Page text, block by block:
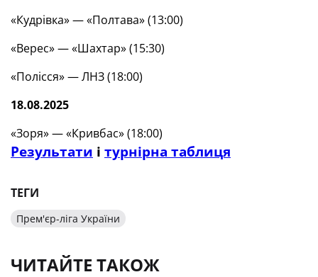
«Кудрівка» — «Полтава» (13:00)
«Верес» — «Шахтар» (15:30)
«Полісся» — ЛНЗ (18:00)
18.08.2025
«Зоря» — «Кривбас» (18:00)
Результати і турнірна таблиця
ТЕГИ
Прем'єр-ліга України
ЧИТАЙТЕ ТАКОЖ